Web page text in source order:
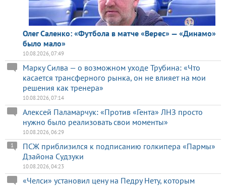
Олег Саленко: «Футбола в матче «Верес» — «Динамо»
было мало»
10.08.2026, 07:49
Марку Силва — о возможном уходе Трубина: «Что
касается трансферного рынка, он не влияет на мои
решения как тренера»
10.08.2026, 07:14
Алексей Паламарчук: «Против «Гента» ЛНЗ просто
нужно было реализовать свои моменты»
10.08.2026, 06:29
ПСЖ приблизился к подписанию голкипера «Пармы»
Дзайона Судзуки
1
10.08.2026, 04:23
«Челси» установил цену на Педру Нету, которым